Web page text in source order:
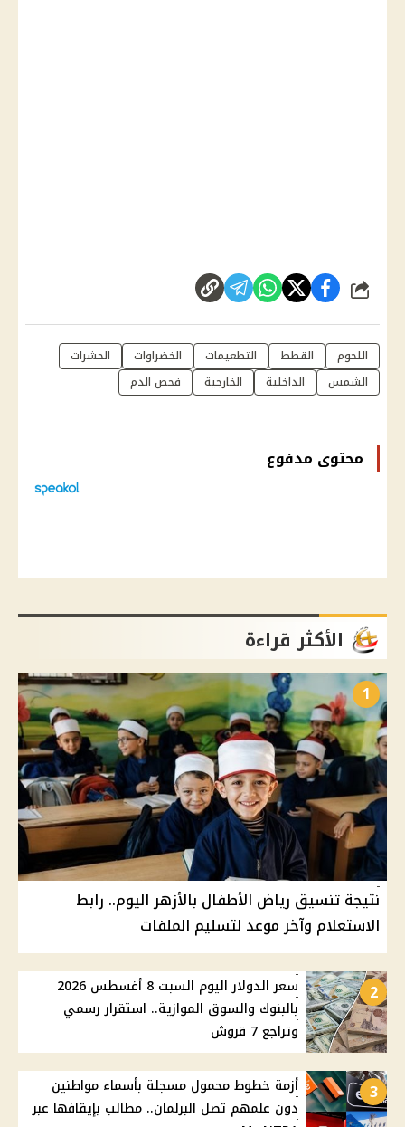
شارك
اللحوم القطط التطعيمات الخضراوات
الحشرات
الشمس
الداخلية الخارجية فحص الدم
محتوى مدفوع
الأكثر قراءة
1
نتيجة تنسيق رياض الأطفال بالأزهر اليوم.. رابط
الاستعلام وآخر موعد لتسليم الملفات
2
سعر الدولار اليوم السبت 8 أغسطس 2026
بالبنوك والسوق الموازية.. استقرار رسمي
وتراجع 7 قروش
3
أزمة خطوط محمول مسجلة بأسماء مواطنين
دون علمهم تصل البرلمان.. مطالب بإيقافها عبر